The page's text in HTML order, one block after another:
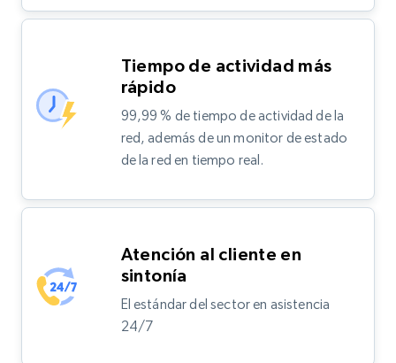
Tiempo de actividad más
rápido
99,99 % de tiempo de actividad de la
red, además de un monitor de estado
de la red en tiempo real.
Atención al cliente en
sintonía
El estándar del sector en asistencia
24/7